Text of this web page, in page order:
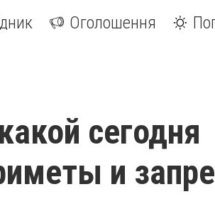
Оголошення
сегодня
и